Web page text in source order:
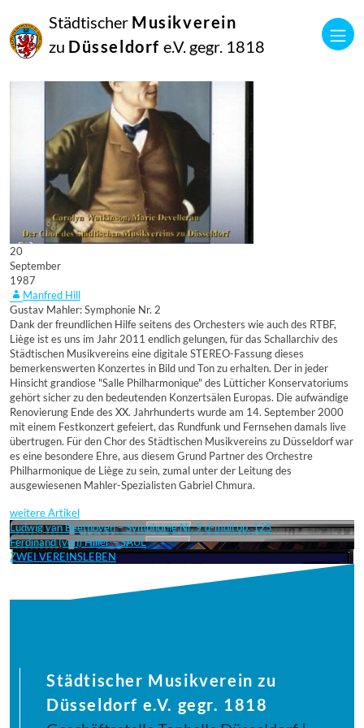
Städtischer Musikverein
zu Düsseldorf e.V. gegr. 1818
20
September
1987
Manfred Hill
Gustav Mahler: Symphonie Nr. 2
Dank der freundlichen Hilfe seitens des Orchesters wie auch des RTBF,
Liège ist es uns im Jahr 2011 endlich gelungen, für das Schallarchiv des
Städtischen Musikvereins eine digitale STEREO-Fassung dieses
bemerkenswerten Konzertes in Bild und Ton zu erhalten. Der in jeder
Hinsicht grandiose "Salle Philharmonique" des Lütticher Konservatoriums
gehört sicher zu den bedeutenden Konzertsälen Europas. Die aufwändige
Renovierung Ende des XX. Jahrhunderts wurde am 14. September 2000
mit einem Festkonzert gefeiert, das Rundfunk und Fernsehen damals live
übertrugen. Für den Chor des Städtischen Musikvereins zu Düsseldorf war
es eine besondere Ehre, aus diesem Grund Partner des Orchestre
Philharmonique de Liège zu sein, zumal unter der Leitung des
ausgewiesenen Mahler-Spezialisten Gabriel Chmura.
weitere Artikel
Ludwig van Beethoven – Symphonie Nr. 9 d-moll op. 125
Ferdinand (von) Hiller – SAUL
ZWEI VEREINSLEBEN
Städtischer Musikverein zu
Düsseldorf e.V. gegr. 1818